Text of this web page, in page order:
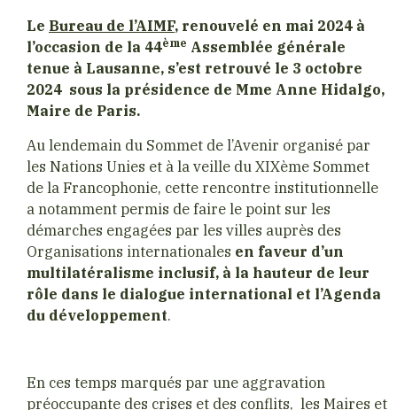
Le Bureau de l’AIMF, renouvelé en mai 2024 à
l’occasion de la 44ème Assemblée générale
tenue à Lausanne, s’est retrouvé le 3 octobre
2024 sous la présidence de Mme Anne Hidalgo,
Maire de Paris.
Au lendemain du Sommet de l’Avenir organisé par
les Nations Unies et à la veille du XIXème Sommet
de la Francophonie, cette rencontre institutionnelle
a notamment permis de faire le point sur les
démarches engagées par les villes auprès des
Organisations internationales en faveur d’un
multilatéralisme inclusif, à la hauteur de leur
rôle dans le dialogue international et l’Agenda
du développement.
En ces temps marqués par une aggravation
préoccupante des crises et des conflits, les Maires et